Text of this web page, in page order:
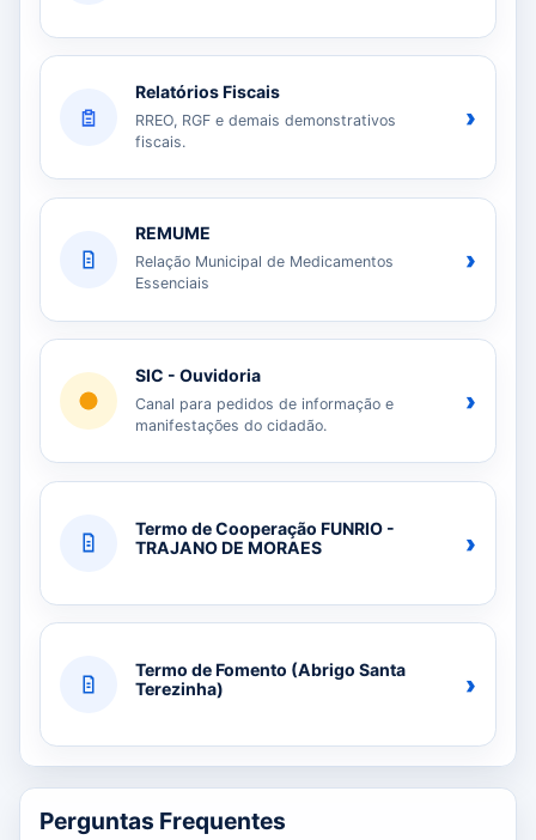
Relatórios Fiscais
RREO, RGF e demais demonstrativos
fiscais.
›
REMUME
Relação Municipal de Medicamentos
Essenciais
›
SIC - Ouvidoria
Canal para pedidos de informação e
manifestações do cidadão.
›
Termo de Cooperação FUNRIO -
TRAJANO DE MORAES
›
Termo de Fomento (Abrigo Santa
Terezinha)
›
Perguntas Frequentes